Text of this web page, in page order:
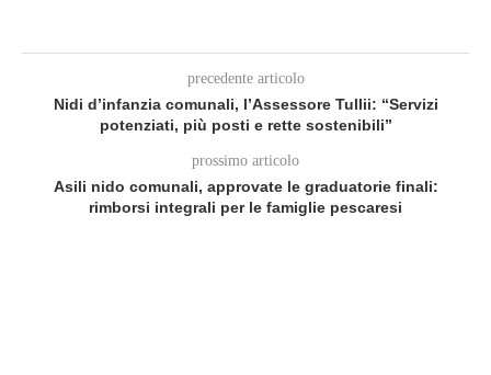
precedente articolo
Nidi d’infanzia comunali, l’Assessore Tullii: “Servizi
potenziati, più posti e rette sostenibili”
prossimo articolo
Asili nido comunali, approvate le graduatorie finali:
rimborsi integrali per le famiglie pescaresi